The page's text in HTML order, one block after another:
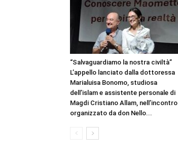
“Salvaguardiamo la nostra civiltà”
L’appello lanciato dalla dottoressa
Marialuisa Bonomo, studiosa
dell’islam e assistente personale di
Magdi Cristiano Allam, nell’incontro
organizzato da don Nello...